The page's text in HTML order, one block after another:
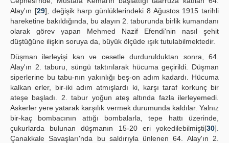
Alay'ın [29], değişik harp günlüklerindeki 8 Ağustos 1915 tarihli
hareketine bakıldığında, bu alayın 2. taburunda birlik kumandanı
olarak görev yapan Mehmed Nazif Efendi'nin nasıl şehit
düştüğüne ilişkin soruya da, büyük ölçüde ışık tutulabilmektedir.
Düşman ilerleyişi kan ve cesetle durdurulduktan sonra, 64.
Alay'ın 2. taburu, süngü taktırılarak hücuma geçirildi. Düşman
siperlerine bu tabu-nın yakınlığı beş-on adım kadardı. Hücuma
kalkan erler, bir-iki adım atmışlardı ki, karşı taraf korkunç bir
ateşe başladı. 2. tabur yoğun ateş altında fazla ilerleyemedi.
Askerler yere yatarak karşılık vermek durumunda kaldılar. Yalnız
bir-kaç bombacının attığı bombalarla, tepe hattı üzerinde,
çukurlarda bulunan düşmanın 15-20 eri yokedilebilmişti[30].
Çanakkale Savaşları'nda bu saldırıyla ünlenen 64. Alay'ın 2.